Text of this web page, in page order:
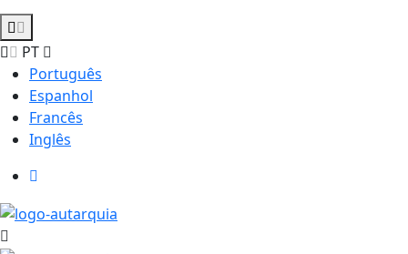
PT
Português
Espanhol
Francês
Inglês